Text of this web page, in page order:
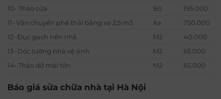
10- Tháo cửa
Bộ
195.000
11- Vận chuyển phế thải bằng xe 2,5 m3
Xe
750.000
12- Đục gạch nền nhà
M2
40.000
13- Dóc tường nhà vệ sinh
M2
65.000
14- Tháo dỡ mái tôn
M2 65.000
Báo giá sửa chữa nhà tại Hà Nội